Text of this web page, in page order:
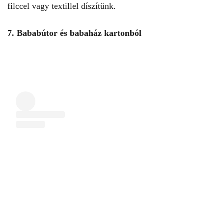
filccel vagy textillel díszítünk.
7. Bababútor és babaház kartonból